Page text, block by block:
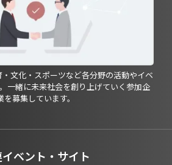
文化・スポーツなど各分野の活動やイベ
一緒に未来社会を創り上げていく参加企
を募集しています。
ベント・サイト